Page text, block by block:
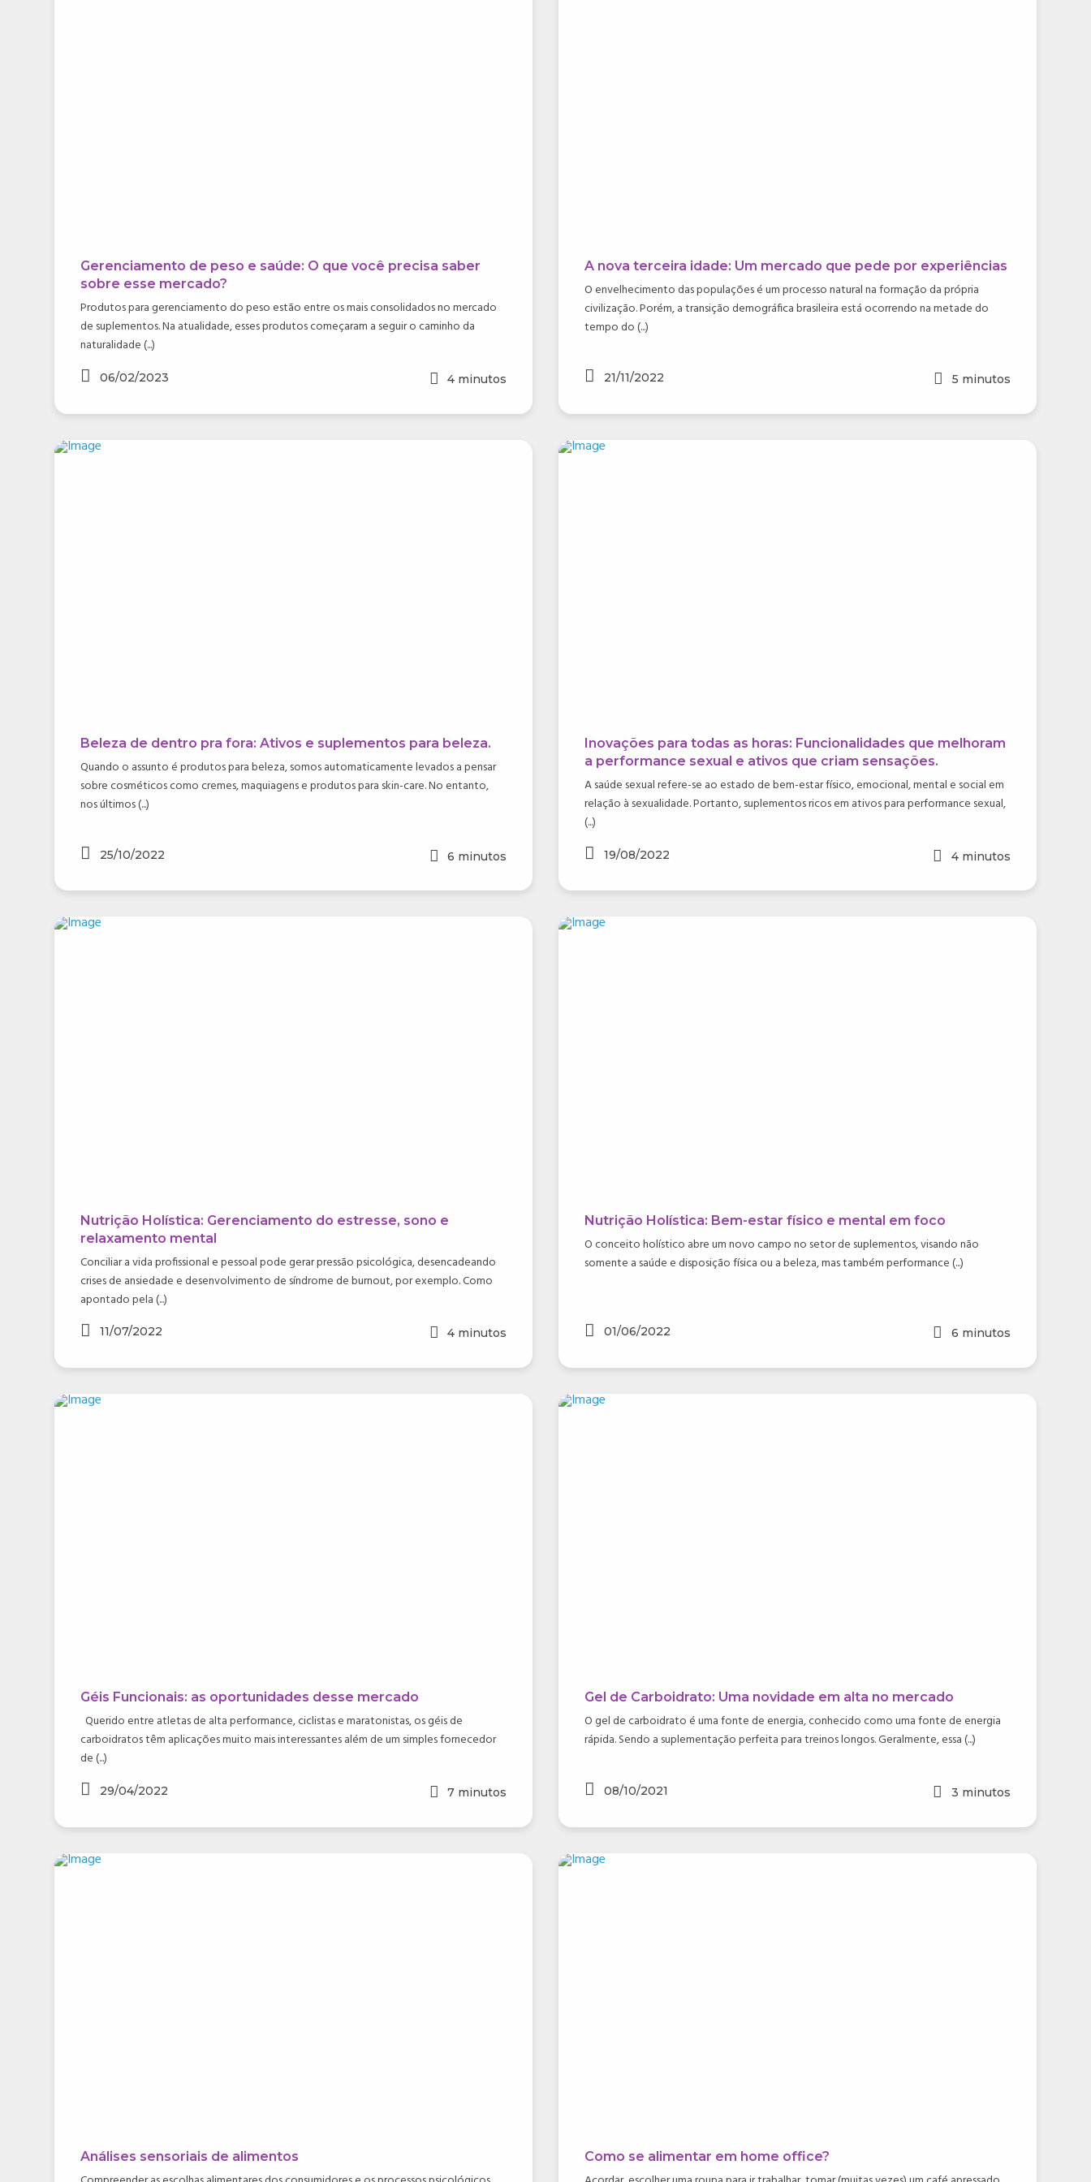
Gerenciamento de peso e saúde: O que você precisa saber
sobre esse mercado?
Produtos para gerenciamento do peso estão entre os mais consolidados no mercado
de suplementos. Na atualidade, esses produtos começaram a seguir o caminho da
naturalidade (...)
06/02/2023 4 minutos
A nova terceira idade: Um mercado que pede por experiências
O envelhecimento das populações é um processo natural na formação da própria
civilização. Porém, a transição demográfica brasileira está ocorrendo na metade do
tempo do (...)
21/11/2022 5 minutos
Beleza de dentro pra fora: Ativos e suplementos para beleza.
Quando o assunto é produtos para beleza, somos automaticamente levados a pensar
sobre cosméticos como cremes, maquiagens e produtos para skin-care. No entanto,
nos últimos (...)
25/10/2022 6 minutos
Inovações para todas as horas: Funcionalidades que melhoram
a performance sexual e ativos que criam sensações.
A saúde sexual refere-se ao estado de bem-estar físico, emocional, mental e social em
relação à sexualidade. Portanto, suplementos ricos em ativos para performance sexual,
(...)
19/08/2022 4 minutos
Nutrição Holística: Gerenciamento do estresse, sono e
relaxamento mental
Conciliar a vida profissional e pessoal pode gerar pressão psicológica, desencadeando
crises de ansiedade e desenvolvimento de síndrome de burnout, por exemplo. Como
apontado pela (...)
11/07/2022 4 minutos
Nutrição Holística: Bem-estar físico e mental em foco
O conceito holístico abre um novo campo no setor de suplementos, visando não
somente a saúde e disposição física ou a beleza, mas também performance (...)
01/06/2022 6 minutos
Géis Funcionais: as oportunidades desse mercado
Querido entre atletas de alta performance, ciclistas e maratonistas, os géis de
carboidratos têm aplicações muito mais interessantes além de um simples fornecedor
de (...)
29/04/2022 7 minutos
Gel de Carboidrato: Uma novidade em alta no mercado
O gel de carboidrato é uma fonte de energia, conhecido como uma fonte de energia
rápida. Sendo a suplementação perfeita para treinos longos. Geralmente, essa (...)
08/10/2021 3 minutos
Análises sensoriais de alimentos Como se alimentar em home office?